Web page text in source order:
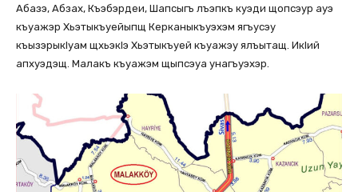
Абазэ, Абзах, Къэбэрдеи, Шапсыгъ лъэпкъ куэди щопсэур ауэ
къуажэр Хьэтыкъуейыпщ Керканыкъуэхэм ягъусэу
къызэрыкlуам щхьэкlэ Хьэтыкъуей къуажэу ялъытащ. Икlий
апхуэдэщ. Малакъ къуажэм щыпсэуа унагъуэхэр.